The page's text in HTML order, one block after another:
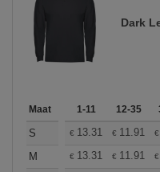
Dark
Maat 1-11 12-35
S € 13.31 € 11.91 €
M
€ 13.31 € 11.91 €